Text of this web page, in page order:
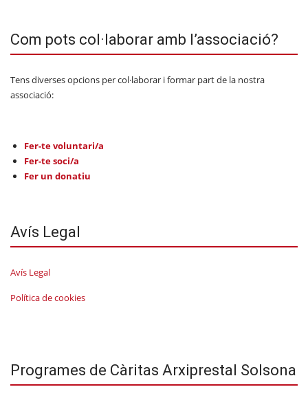
Com pots col·laborar amb l’associació?
Tens diverses opcions per col·laborar i formar part de la nostra
associació:
Fer-te voluntari/a
Fer-te soci/a
Fer un donatiu
Avís Legal
Avís Legal
Política de cookies
Programes de Càritas Arxiprestal Solsona